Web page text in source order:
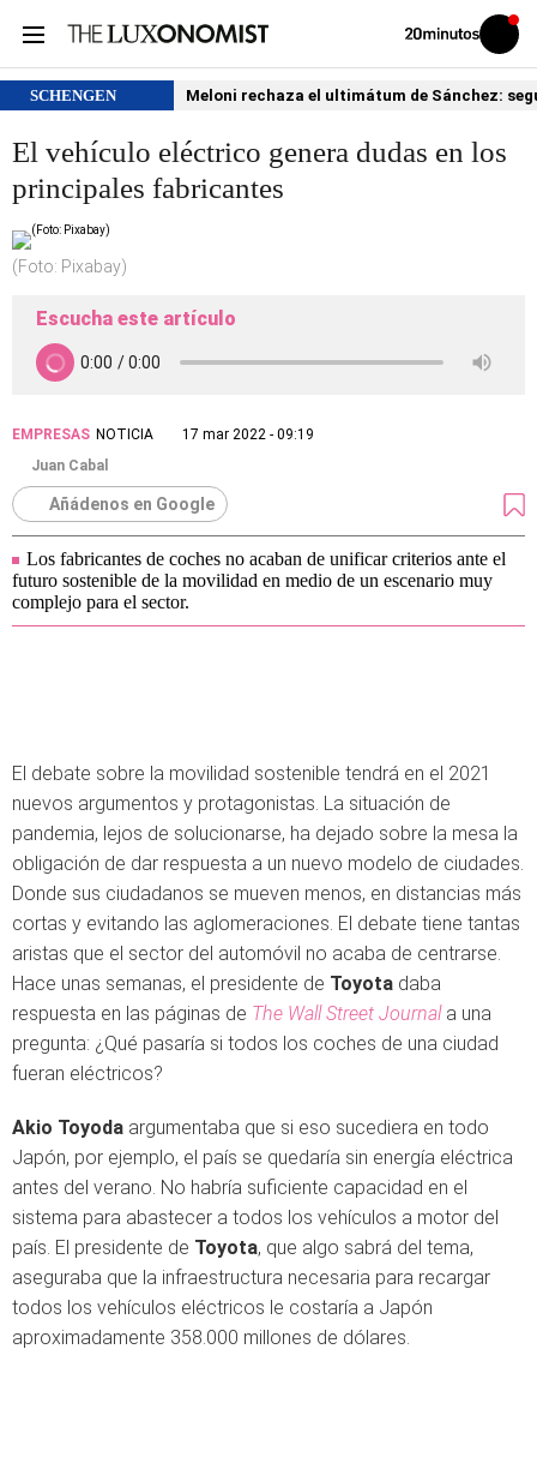
Volver
Iniciar
sesión
SCHENGEN Meloni rechaza el ultimátum de Sánchez:
El vehículo eléctrico genera dudas en los
principales fabricantes
(Foto: Pixabay)
Escucha este artículo
EMPRESAS NOTICIA
17 mar 2022 - 09:19
Juan Cabal
Añádenos en Google
Los fabricantes de coches no acaban de unificar criterios ante el
futuro sostenible de la movilidad en medio de un escenario muy
complejo para el sector.
El debate sobre la movilidad sostenible tendrá en el 2021
nuevos argumentos y protagonistas. La situación de
pandemia, lejos de solucionarse, ha dejado sobre la mesa la
obligación de dar respuesta a un nuevo modelo de ciudades.
Donde sus ciudadanos se mueven menos, en distancias más
cortas y evitando las aglomeraciones. El debate tiene tantas
aristas que el sector del automóvil no acaba de centrarse.
Hace unas semanas, el presidente de Toyota daba
respuesta en las páginas de The Wall Street Journala una
pregunta: ¿Qué pasaría si todos los coches de una ciudad
fueran eléctricos?
Akio Toyoda argumentaba que si eso sucediera en todo
Japón, por ejemplo, el país se quedaría sin energía eléctrica
antes del verano. No habría suficiente capacidad en el
sistema para abastecer a todos los vehículos a motor del
país. El presidente de Toyota, que algo sabrá del tema,
aseguraba que la infraestructura necesaria para recargar
todos los vehículos eléctricos le costaría a Japón
aproximadamente 358.000 millones de dólares.